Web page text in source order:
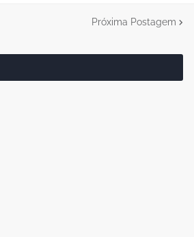
Próxima Postagem